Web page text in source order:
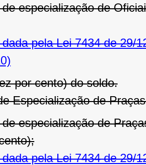
especialização de
pela Lei 7434 de 29/
por cento) do soldo.
Especialização de
especialização de
pela Lei 7434 de 29/